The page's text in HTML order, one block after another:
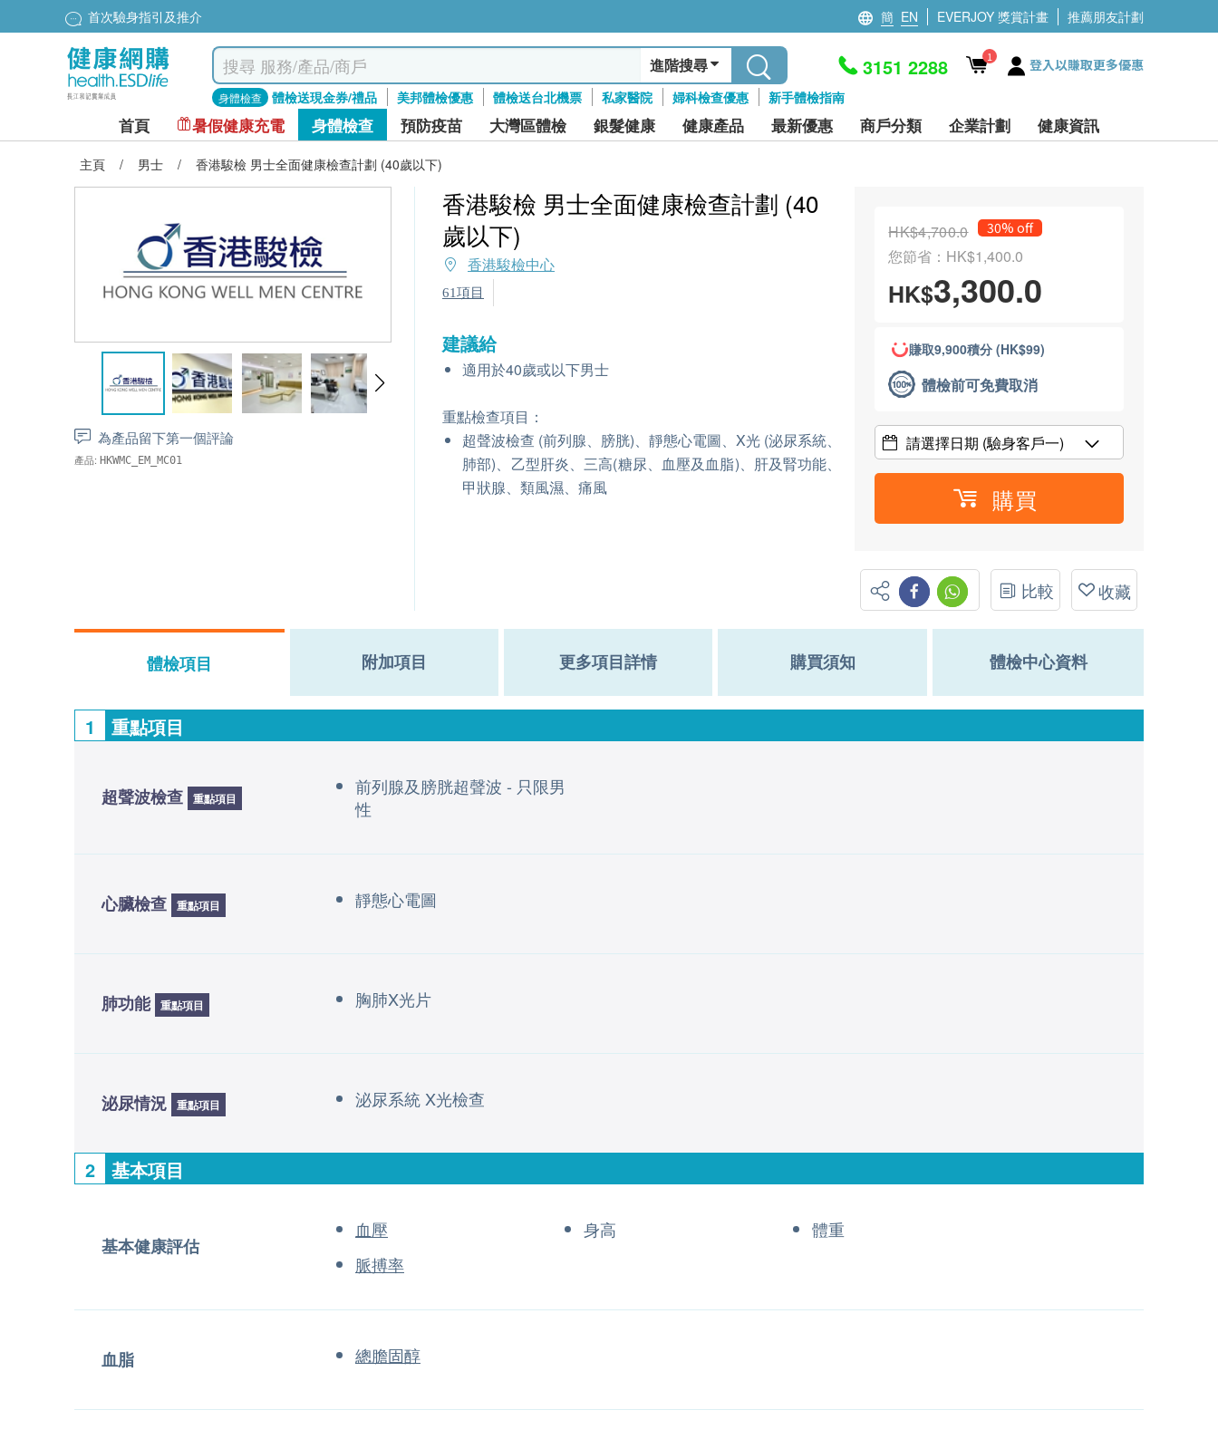
首次驗身指引及推介 簡 EN EVERJOY 獎賞計畫 推薦朋友計劃
進階搜尋
身體檢查 體檢送現金券/禮品 美邦體檢優惠 體檢送台北機票 私家醫院 婦科檢查優惠 新手體檢指南
3151 2288 1 登入以賺取更多優惠
首頁 暑假健康充電 身體檢查 預防疫苗 大灣區體檢 銀髮健康 健康產品 最新優惠 商戶分類 企業計劃 健康資訊
主頁 / 男士 / 香港駿檢 男士全面健康檢查計劃 (40歲以下)
為產品留下第一個評論
產品: HKWMC_EM_MC01
香港駿檢 男士全面健康檢查計劃 (40
歲以下)
香港駿檢中心
61項目
建議給
適用於40歲或以下男士
重點檢查項目：
超聲波檢查 (前列腺、膀胱)、靜態心電圖、X光 (泌尿系統、
肺部)、乙型肝炎、三高(糖尿、血壓及血脂)、肝及腎功能、
甲狀腺、類風濕、痛風
HK$4,700.0 30% off
您節省：HK$1,400.0
HK$3,300.0
賺取9,900積分 (HK$99)
體檢前可免費取消
請選擇日期 (驗身客戶一)
購買
比較 收藏
體檢項目 附加項目 更多項目詳情 購買須知 體檢中心資料
1 重點項目
超聲波檢查 重點項目
前列腺及膀胱超聲波 - 只限男
性
心臟檢查 重點項目 靜態心電圖
肺功能 重點項目 胸肺X光片
泌尿情況 重點項目 泌尿系統 X光檢查
2 基本項目
基本健康評估
血壓 身高
體重
脈搏率
血脂 總膽固醇